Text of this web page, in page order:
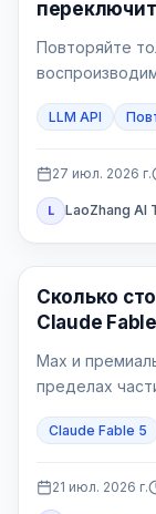
Повторяйте
заранее
LLM API
27 июл. 2026 г.
L LaoZhang AI
Claude AI
Сколько
Claude
Max и
пределах
Claude Fable 5
21 июл. 2026 г.